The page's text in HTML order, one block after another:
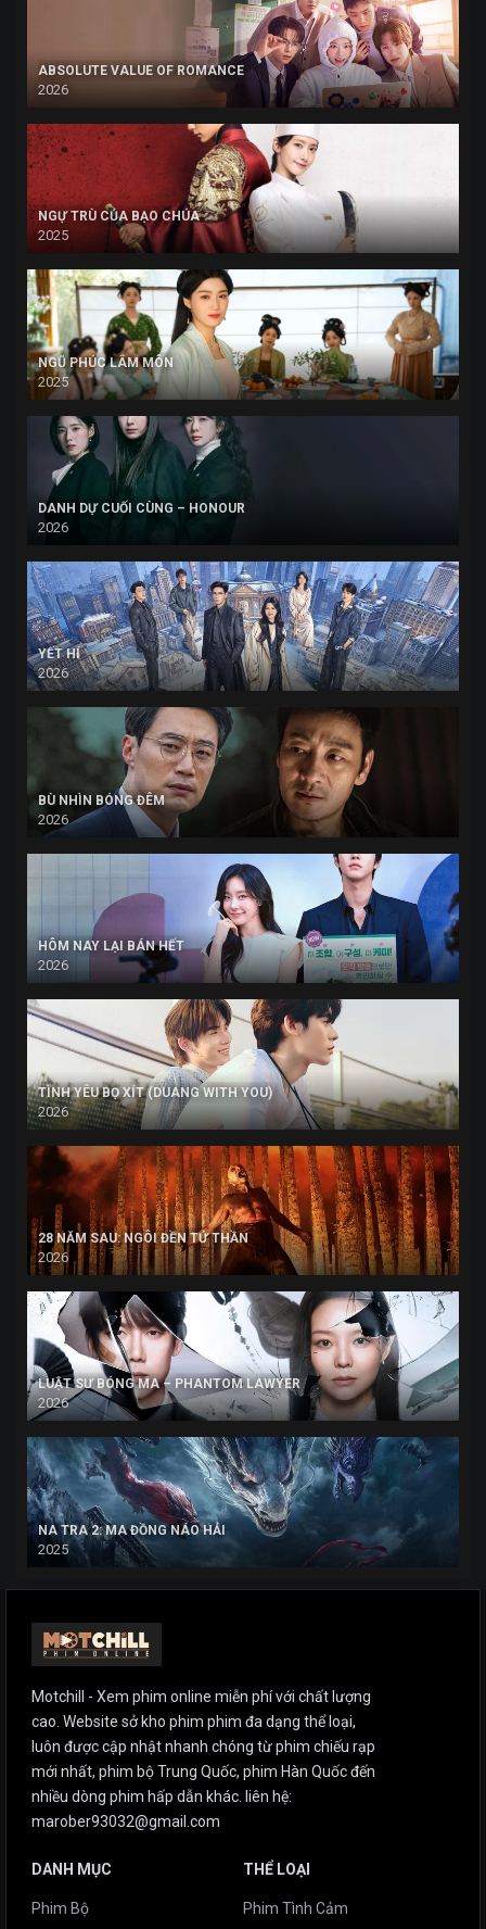
ABSOLUTE VALUE OF ROMANCE
2026
NGỰ TRÙ CỦA BẠO CHÚA
2025
NGŨ PHÚC LÂM MÔN
2025
DANH DỰ CUỐI CÙNG – HONOUR
2026
YẾT HÍ
2026
BÙ NHÌN BÓNG ĐÊM
2026
HÔM NAY LẠI BÁN HẾT
2026
TÌNH YÊU BỌ XÍT (DUANG WITH YOU)
2026
28 NĂM SAU: NGÔI ĐỀN TỬ THẦN
2026
LUẬT SƯ BÓNG MA – PHANTOM LAWYER
2026
NA TRA 2: MA ĐỒNG NÁO HẢI
2025
Motchill - Xem phim online miễn phí với chất lượng
cao. Website sở kho phim phim đa dạng thể loại,
luôn được cập nhật nhanh chóng từ phim chiếu rạp
mới nhất, phim bộ Trung Quốc, phim Hàn Quốc đến
nhiều dòng phim hấp dẫn khác. liên hệ:
marober93032@gmail.com
DANH MỤC
Phim Bộ
THỂ LOẠI
Phim Tình Cảm